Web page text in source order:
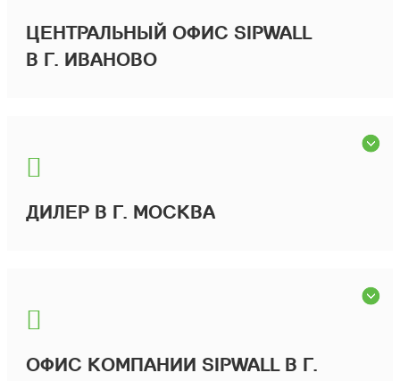
ЦЕНТРАЛЬНЫЙ ОФИС SIPWALL
В Г. ИВАНОВО
ДИЛЕР В Г. МОСКВА
ОФИС КОМПАНИИ SIPWALL В Г.